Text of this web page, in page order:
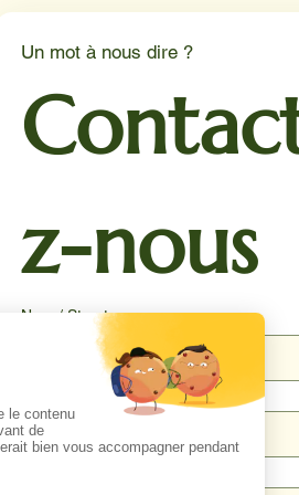
Un mot à nous dire ?
z-nous
Nom / Structure